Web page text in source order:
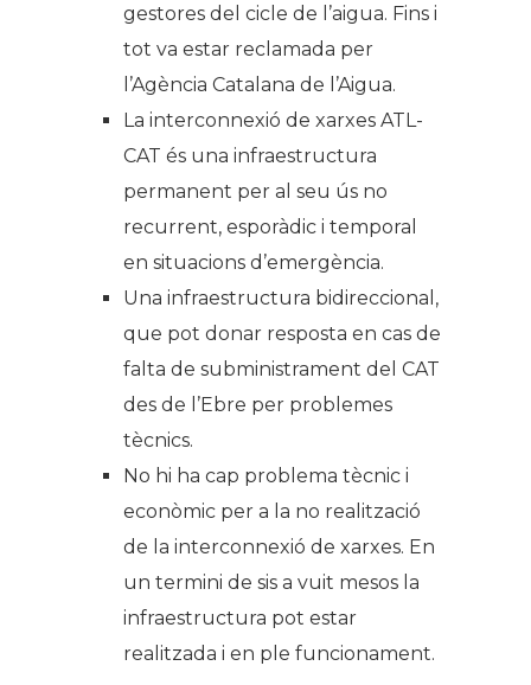
gestores del cicle de l’aigua. Fins i
tot va estar reclamada per
l’Agència Catalana de l’Aigua.
La interconnexió de xarxes ATL-
CAT és una infraestructura
permanent per al seu ús no
recurrent, esporàdic i temporal
en situacions d’emergència.
Una infraestructura bidireccional,
que pot donar resposta en cas de
falta de subministrament del CAT
des de l’Ebre per problemes
tècnics.
No hi ha cap problema tècnic i
econòmic per a la no realització
de la interconnexió de xarxes. En
un termini de sis a vuit mesos la
infraestructura pot estar
realitzada i en ple funcionament.